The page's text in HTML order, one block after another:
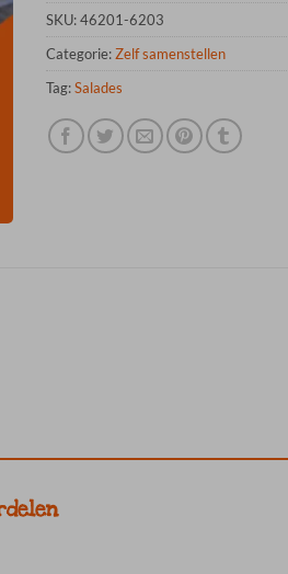
SKU:46201-6203
Categorie:Zelf samenstellen
Tag:Salades